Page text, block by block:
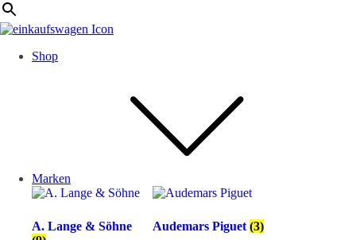
Shop
Marken
A. Lange & Söhne
Audemars Piguet (3)